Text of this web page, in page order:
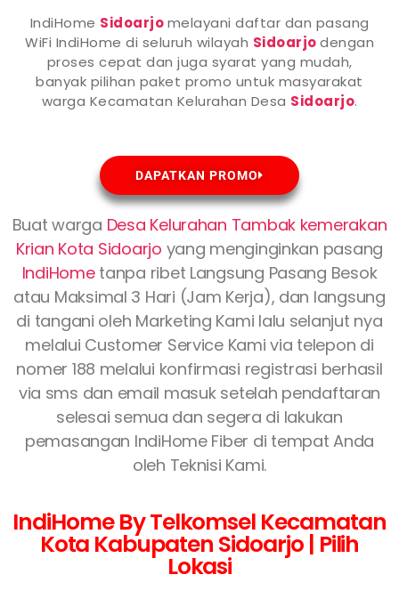
IndiHome Sidoarjomelayani daftar dan pasang
WiFi IndiHome di seluruh wilayah Sidoarjodengan
proses cepat dan juga syarat yang mudah,
banyak pilihan paket promo untuk masyarakat
warga Kecamatan Kelurahan Desa Sidoarjo.
DAPATKAN PROMO
Buat warga Desa Kelurahan Tambak kemerakan
Krian Kota Sidoarjo yang menginginkan pasang
IndiHometanpa ribet Langsung Pasang Besok
atau Maksimal 3 Hari (Jam Kerja), dan langsung
di tangani oleh Marketing Kami lalu selanjut nya
melalui Customer Service Kami via telepon di
nomer 188 melalui konfirmasi registrasi berhasil
via sms dan email masuk setelah pendaftaran
selesai semua dan segera di lakukan
pemasangan IndiHome Fiber di tempat Anda
oleh Teknisi Kami.
IndiHome By Telkomsel Kecamatan
Kota Kabupaten Sidoarjo | Pilih
Lokasi